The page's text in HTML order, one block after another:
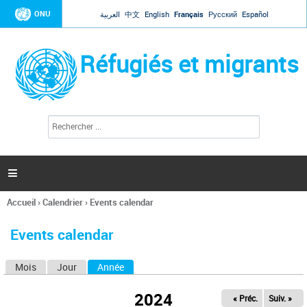
Jump to navigation
ONU العربية 中文 English Français Русский Español
Réfugiés et migrants
l
c
h
e

Vous
ici
Accueil›Calendrier› Events calendar
Events calendar
Mois Jour Année
2024 « Préc. Suiv. »